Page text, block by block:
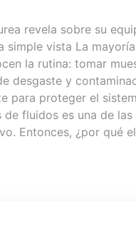
revela sobre su
simple vista La
la rutina: tomar
desgaste y
para proteger el
de fluidos es una de las
Entonces, ¿por qué